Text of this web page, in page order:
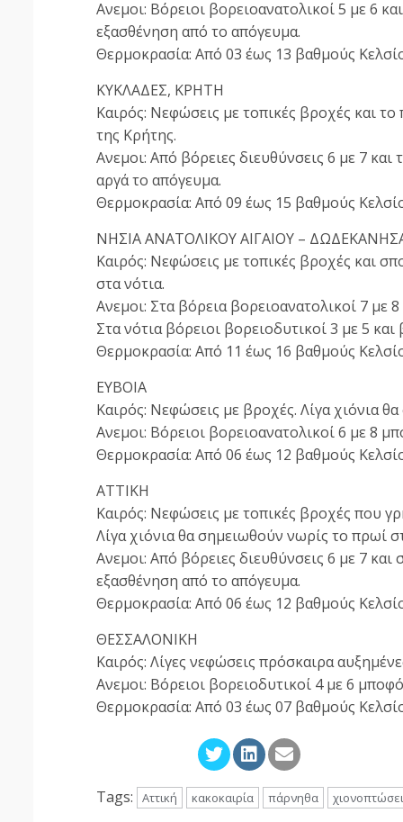
Ανεμοι: Βόρειοι βορειοανατολικοί 5 με 6
εξασθένηση από το απόγευμα.
Θερμοκρασία: Από 03 έως 13 βαθμούς
ΚΥΚΛΑΔΕΣ, ΚΡΗΤΗ
Καιρός: Νεφώσεις με τοπικές βροχές και το
της Κρήτης.
Ανεμοι: Από βόρειες διευθύνσεις 6 με 7
αργά το απόγευμα.
Θερμοκρασία: Από 09 έως 15 βαθμούς
ΝΗΣΙΑ ΑΝΑΤΟΛΙΚΟΥ ΑΙΓΑΙΟΥ –
Καιρός: Νεφώσεις με τοπικές βροχές και
στα νότια.
Ανεμοι: Στα βόρεια βορειοανατολικοί 7
Στα νότια βόρειοι βορειοδυτικοί 3 με 5
Θερμοκρασία: Από 11 έως 16 βαθμούς
ΕΥΒΟΙΑ
Καιρός: Νεφώσεις με βροχές. Λίγα χιόνια
Ανεμοι: Βόρειοι βορειοανατολικοί 6 με 8
Θερμοκρασία: Από 06 έως 12 βαθμούς
ΑΤΤΙΚΗ
Καιρός: Νεφώσεις με τοπικές βροχές που
Λίγα χιόνια θα σημειωθούν νωρίς το πρωί
Ανεμοι: Από βόρειες διευθύνσεις 6 με 7
εξασθένηση από το απόγευμα.
Θερμοκρασία: Από 06 έως 12 βαθμούς
ΘΕΣΣΑΛΟΝΙΚΗ
Καιρός: Λίγες νεφώσεις πρόσκαιρα
Ανεμοι: Βόρειοι βορειοδυτικοί 4 με 6
Θερμοκρασία: Από 03 έως 07 βαθμούς
Tags: Αττική κακοκαιρία πάρνηθα